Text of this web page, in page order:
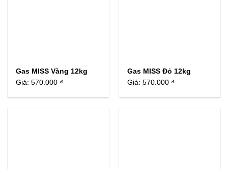
Gas MISS Vàng 12kg
Giá:570.000 ₫
Gas MISS Đỏ 12kg
Giá:570.000 ₫